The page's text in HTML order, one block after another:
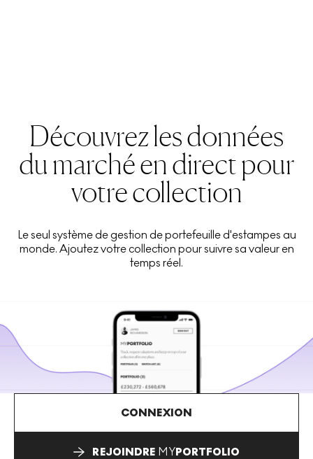
Découvrez les données
du marché en direct pour
votre collection
Le seul système de gestion de portefeuille d'estampes au
monde. Ajoutez votre collection pour suivre sa valeur en
temps réel.
CONNEXION
REJOINDRE MYPORTFOLIO